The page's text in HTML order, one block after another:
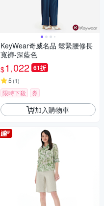
KeyWear奇威名品 鬆緊腰修長
寬褲-深藍色
$1,022 61折
5 (1)
限時下殺 券
加入購物車